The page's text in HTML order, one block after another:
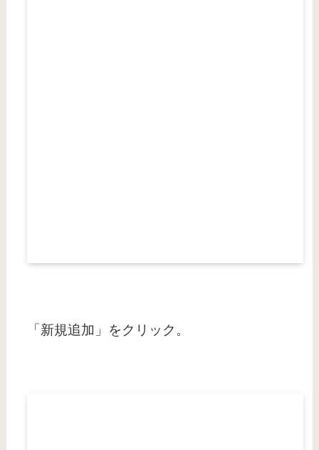
「新規追加」をクリック。